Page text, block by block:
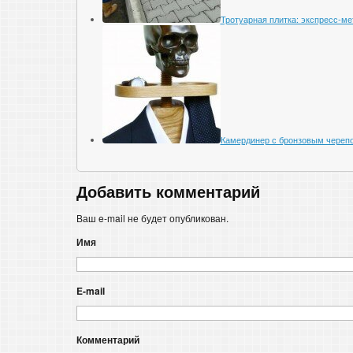
Тротуарная плитка: экспресс-
Камердинер с бронзовым
Добавить комментарий
Ваш e-mail не будет опубликован.
Имя
E-mail
Комментарий